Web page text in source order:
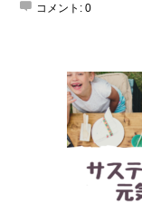
コメント: 0